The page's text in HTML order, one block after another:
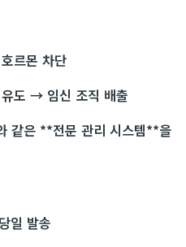
르몬 차단
도 → 임신 조직 배출
같은 **전문 관리 시스템**을
일 발송